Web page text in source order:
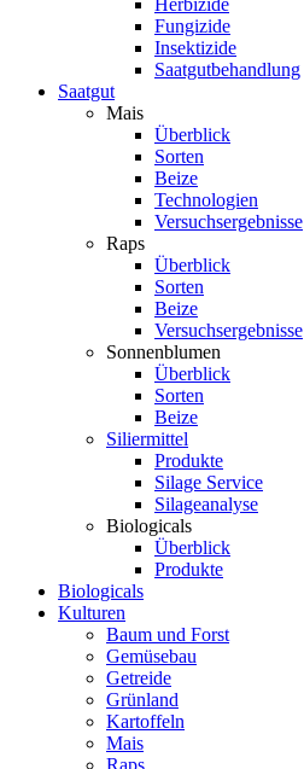
Herbizide
Fungizide
Insektizide
Saatgutbehandlung
Saatgut
Mais
Überblick
Sorten
Beize
Technologien
Versuchsergebnisse
Raps
Überblick
Sorten
Beize
Versuchsergebnisse
Sonnenblumen
Überblick
Sorten
Beize
Siliermittel
Produkte
Silage Service
Silageanalyse
Biologicals
Überblick
Produkte
Biologicals
Kulturen
Baum und Forst
Gemüsebau
Getreide
Grünland
Kartoffeln
Mais